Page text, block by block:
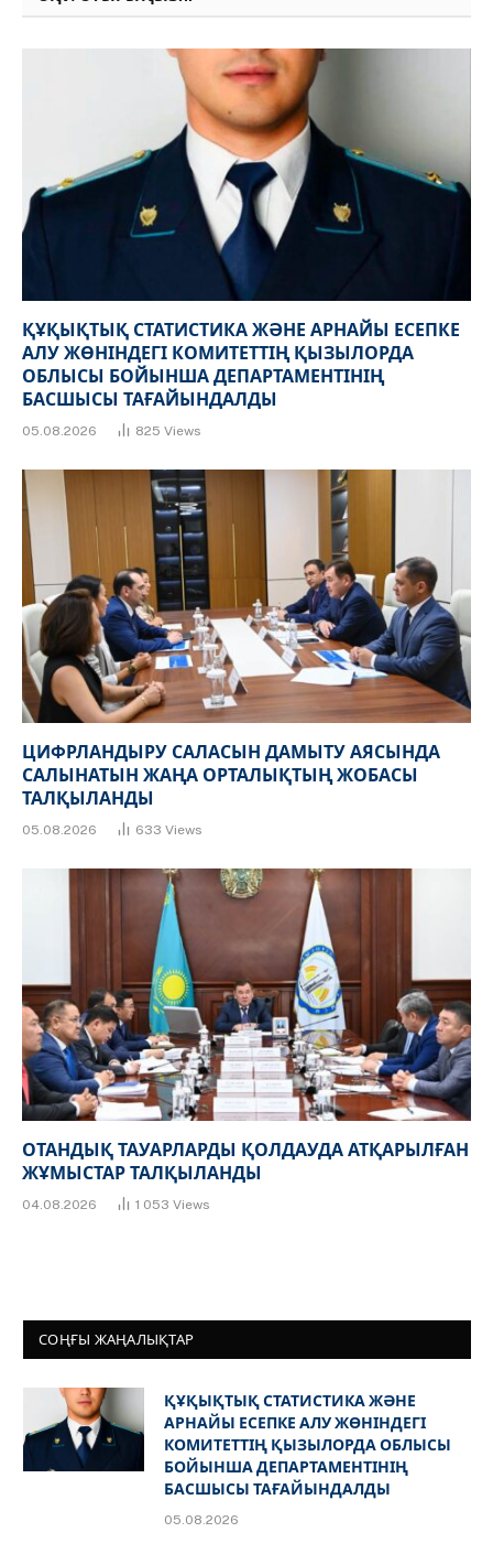
ҚҰҚЫҚТЫҚ СТАТИСТИКА ЖӘНЕ АРНАЙЫ ЕСЕПКЕ
АЛУ ЖӨНІНДЕГІ КОМИТЕТТІҢ ҚЫЗЫЛОРДА
ОБЛЫСЫ БОЙЫНША ДЕПАРТАМЕНТІНІҢ
БАСШЫСЫ ТАҒАЙЫНДАЛДЫ
05.08.2026 825 Views
ЦИФРЛАНДЫРУ САЛАСЫН ДАМЫТУ АЯСЫНДА
САЛЫНАТЫН ЖАҢА ОРТАЛЫҚТЫҢ ЖОБАСЫ
ТАЛҚЫЛАНДЫ
05.08.2026 633 Views
ОТАНДЫҚ ТАУАРЛАРДЫ ҚОЛДАУДА АТҚАРЫЛҒАН
ЖҰМЫСТАР ТАЛҚЫЛАНДЫ
04.08.2026 1 053 Views
СОҢҒЫ ЖАҢАЛЫҚТАР
ҚҰҚЫҚТЫҚ СТАТИСТИКА ЖӘНЕ
АРНАЙЫ ЕСЕПКЕ АЛУ ЖӨНІНДЕГІ
КОМИТЕТТІҢ ҚЫЗЫЛОРДА ОБЛЫСЫ
БОЙЫНША ДЕПАРТАМЕНТІНІҢ
БАСШЫСЫ ТАҒАЙЫНДАЛДЫ
05.08.2026